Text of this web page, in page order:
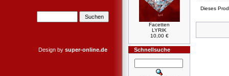
Design by super-online.de
Facetten
LYRIK
10,00 €
Schnellsuche
Dieses